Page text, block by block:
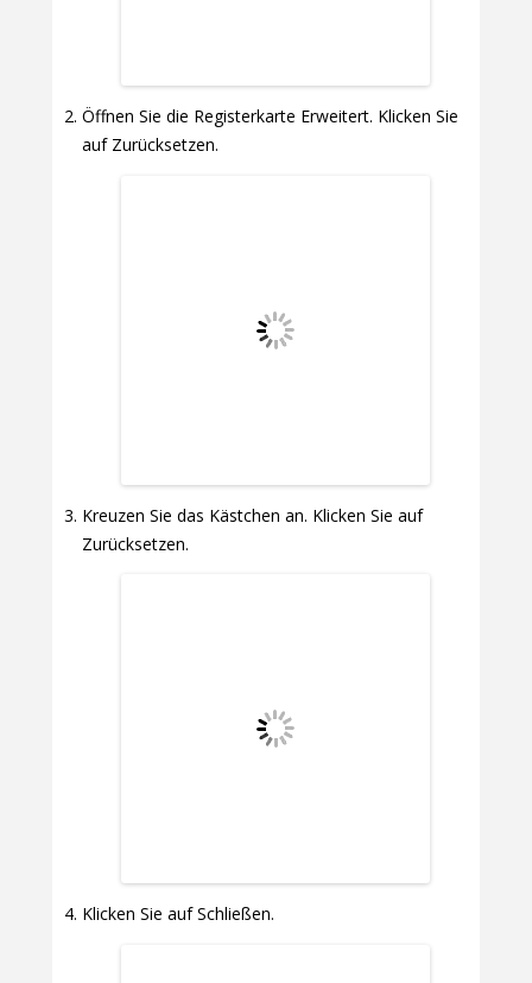
Öffnen Sie die Registerkarte Erweitert. Klicken Sie
auf Zurücksetzen.
Kreuzen Sie das Kästchen an. Klicken Sie auf
Zurücksetzen.
Klicken Sie auf Schließen.